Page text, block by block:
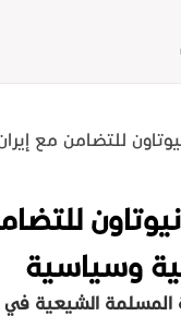
للتضامن مع
وسياسية
الشيعية في